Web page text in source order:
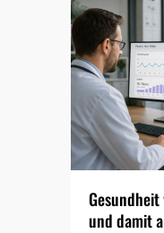
und damit